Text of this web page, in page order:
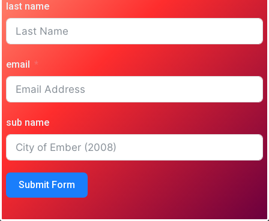
last name
email
sub name
Submit Form